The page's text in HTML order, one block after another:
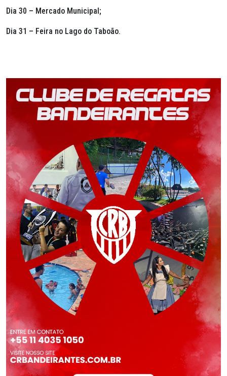
Dia 30 – Mercado Municipal;
Dia 31 – Feira no Lago do Taboão.